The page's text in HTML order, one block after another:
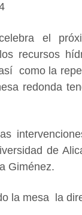
el
recursos
como la
redonda
de
Giménez.
la mesa la